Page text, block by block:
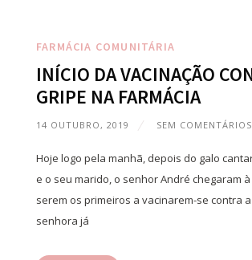
FARMÁCIA COMUNITÁRIA
INÍCIO DA VACINAÇÃO
GRIPE NA FARMÁCIA
14 OUTUBRO, 2019 SEM COMENTÁRIOS
Hoje logo pela manhã, depois do galo
e o seu marido, o senhor André chegaram
serem os primeiros a vacinarem-se contra
senhora já